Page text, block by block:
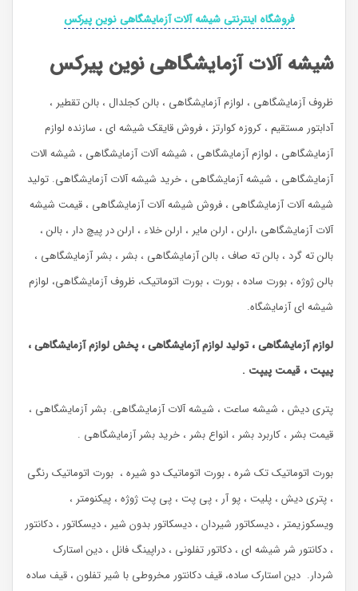
فروشگاه اینترنتی شیشه آلات آزمایشگاهی نوین پیرکس
شیشه آلات آزمایشگاهی نوین پیرکس
ظروف آزمایشگاهی ، لوازم آزمایشگاهی ، بالن کجلدال ، بالن تقطیر ،
آدابتور مستقیم ، کروزه کوارتز ، فروش قایقک شیشه ای ، سازنده لوازم
آزمایشگاهی ، لوازم آزمایشگاهی ، شیشه آلات آزمایشگاهی ، شیشه الات
آزمایشگاهی ، شیشه آزمایشگاهی ، خرید شیشه آلات آزمایشگاهی. تولید
شیشه آلات آزمایشگاهی ، فروش شیشه آلات آزمایشگاهی ، قیمت شیشه
آلات آزمایشگاهی ،ارلن ، ارلن مایر ، ارلن خلاء ، ارلن در پیچ دار ، بالن ،
بالن ته گرد ، بالن ته صاف ، بالن آزمایشگاهی ، بشر ، بشر آزمایشگاهی ،
بالن ژوژه ، بورت ساده ، بورت ، بورت اتوماتیک، ظروف آزمایشگاهی، لوازم
شیشه ای آزمایشگاه.
لوازم آزمایشگاهی ، تولید لوازم آزمایشگاهی ، پخش لوازم آزمایشگاهی ،
پیپت ، قیمت پیپت .
پتری دیش ، شیشه ساعت ، شیشه آلات آزمایشگاهی. بشر آزمایشگاهی ،
قیمت بشر ، کاربرد بشر ، انواع بشر ، خرید بشر آزمایشگاهی .
بورت اتوماتیک تک شره ، بورت اتوماتیک دو شیره ، بورت اتوماتیک رنگی
، پتری دیش ، پلیت ، پو آر ، پی پت ، پی پت ژوژه ، پیکنومتر ،
ویسکوزیمتر ، دیسکاتور شیردان ، دیسکاتور بدون شیر ، دیسکاتور ، دکانتور
، دکانتور شر شیشه ای ، دکاتور تفلونی ، دراپینگ فانل ، دین استارک
شردار. دین استارک ساده، قیف دکانتور مخروطی با شیر تفلون ، قیف ساده